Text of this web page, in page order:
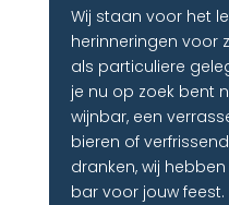
Wij staan voor het
herinneringen voor
als particuliere
je nu op zoek bent
wijnbar, een
bieren of
dranken, wij
bar voor jouw feest.